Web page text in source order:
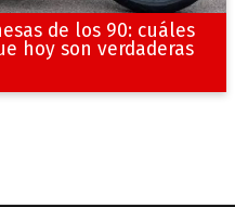
de los 90: cuáles
hoy son verdaderas